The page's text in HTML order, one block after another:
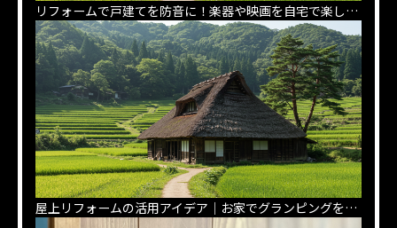
リフォームで戸建てを防音に！楽器や映画を自宅で楽しむコツ
屋上リフォームの活用アイデア｜お家でグランピングを楽しむ方法